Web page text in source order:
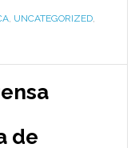
, UNCATEGORIZED,
de